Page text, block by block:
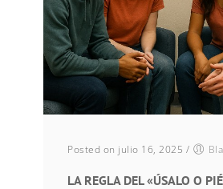
Posted on julio 16, 2025 /
LA REGLA DEL «ÚSALO O